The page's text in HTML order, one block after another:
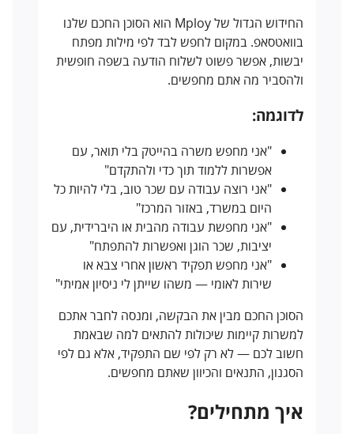
החידוש הגדול של Mploy הוא הסוכן החכם שלנו
בוואטסאפ. במקום לחפש לבד לפי מילות מפתח
יבשות, אפשר פשוט לשלוח הודעה בשפה חופשית
ולהסביר מה אתם מחפשים.
לדוגמה:
"אני מחפש משרה בהייטק בלי תואר, עם
אפשרות ללמוד תוך כדי ולהתקדם"
"אני רוצה עבודה עם שכר טוב, בלי להיות כל
היום במשרד, באזור המרכז"
"אני מחפשת עבודה מהבית או היברידית, עם
יציבות, שכר הוגן ואפשרות להתפתח"
"אני מחפש תפקיד ראשון אחרי צבא או
שירות לאומי — משהו שייתן לי ניסיון אמיתי"
הסוכן החכם מבין את הבקשה, ומנסה לחבר אתכם
למשרות קיימות שיכולות להתאים למה שבאמת
חשוב לכם — לא רק לפי שם התפקיד, אלא גם לפי
הסגנון, התנאים והכיוון שאתם מחפשים.
איך מתחילים?